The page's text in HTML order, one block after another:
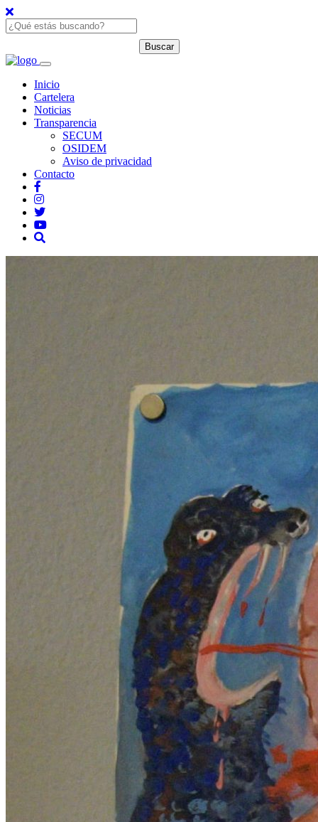
Inicio
Cartelera
Noticias
Transparencia
SECUM
OSIDEM
Aviso de privacidad
Contacto